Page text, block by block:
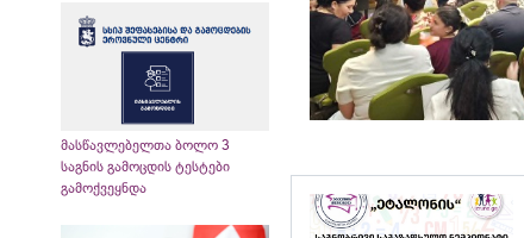
მასწავლებელთა ბოლო 3
საგნის გამოცდის ტესტები
გამოქვეყნდა